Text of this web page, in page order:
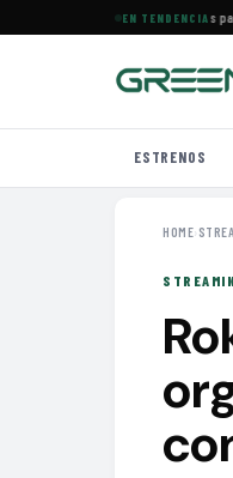
EN TENDENCIA
ocho series destacadas para
ESTRENOS
HOME›